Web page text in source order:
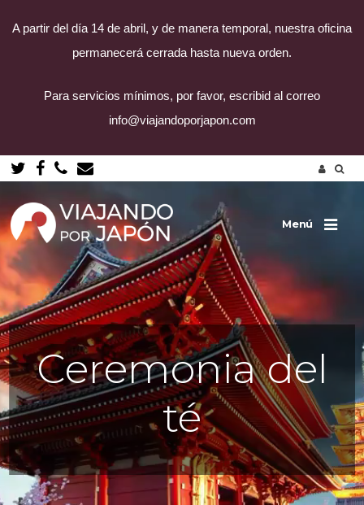
A partir del día 14 de abril, y de manera temporal, nuestra oficina
permanecerá cerrada hasta nueva orden.
Para servicios mínimos, por favor, escribid al correo
info@viajandoporjapon.com
Saltar
al
contenido
Menú
Ceremonia del
té